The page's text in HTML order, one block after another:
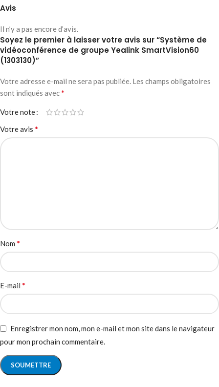
Avis
Il n’y a pas encore d’avis.
Soyez le premier à laisser votre avis sur “Système de
vidéoconférence de groupe Yealink SmartVision60
(1303130)”
Votre adresse e-mail ne sera pas publiée. Les champs obligatoires
sont indiqués avec*
Votre note
Votre avis *
Nom *
E-mail *
Enregistrer mon nom, mon e-mail et mon site dans le navigateur
pour mon prochain commentaire.